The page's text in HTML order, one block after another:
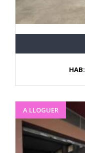
HAB:
A LLOGUER